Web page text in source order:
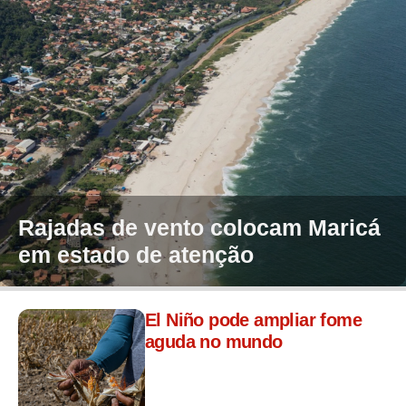
Rajadas de vento colocam Maricá
em estado de atenção
El Niño pode ampliar fome
aguda no mundo